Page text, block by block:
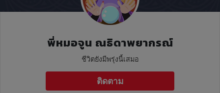
พี่หมอจูน ณธิดาพยากรณ์
ชีวิตยังมีพรุ่งนี้เสมอ
ติดตาม